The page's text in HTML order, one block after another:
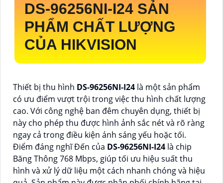
DS-96256NI-I24 SẢN
PHẨM CHẤT LƯỢNG
CỦA HIKVISION
Thiết bị thu hình DS-96256NI-I24 là một sản phẩm
có ưu điểm vượt trội trong việc thu hình chất lượng
cao. Với công nghệ ban đêm chuyên dụng, thiết bị
này cho phép thu được hình ảnh sắc nét và rõ ràng
ngay cả trong điều kiện ánh sáng yếu hoặc tối.
Điểm đáng nghĩ Đến của DS-96256NI-I24 là chip
Băng Thông 768 Mbps, giúp tối ưu hiệu suất thu
hình và xử lý dữ liệu một cách nhanh chóng và hiệu